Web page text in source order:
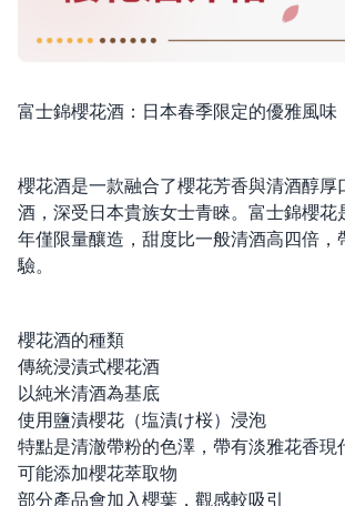
富士錦櫻花酒：日本春季限定的優雅風味
櫻花酒是一款融合了櫻花芳香與清酒醇厚
酒，深受日本貴族女士青睞。富士錦櫻花
年僅限量釀造，甜度比一般清酒高四倍，
驗。
櫻花酒的種類
傳統浸漬式櫻花酒
以純米清酒為基底
使用鹽漬櫻花（塩漬け桜）浸泡
特點是清澈帶粉的色澤，帶有淡雅花香現
可能添加櫻花萃取物
部分產品會加入櫻葉，觀感較吸引